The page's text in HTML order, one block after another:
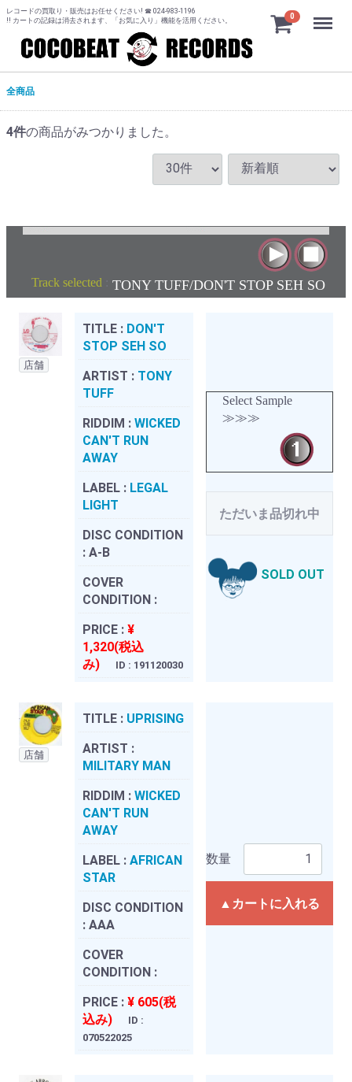
レコードの買取り・販売はお任せください! ☎ 024-983-1196
!! カートの記録は消去されます、「お気に入り」機能を活用ください。
0 Menu
全商品
4件の商品がみつかりました。
Track selected : TONY TUFF/DON'T STOP SEH SO
店舗
TITLE : DON'T
STOP SEH SO
ARTIST : TONY
TUFF
RIDDIM : WICKED
CAN'T RUN
AWAY
LABEL : LEGAL
LIGHT
DISC CONDITION
: A-B
COVER
CONDITION :
PRICE : ¥
1,320(税込
み)
ID : 191120030
Select Sample
≫≫≫
ただいま品切れ中
SOLD OUT
店舗
TITLE : UPRISING
ARTIST :
MILITARY MAN
RIDDIM : WICKED
CAN'T RUN
AWAY
LABEL : AFRICAN
STAR
DISC CONDITION
: AAA
COVER
CONDITION :
PRICE : ¥ 605(税
込み)
ID :
070522025
数量
▲カートに入れる